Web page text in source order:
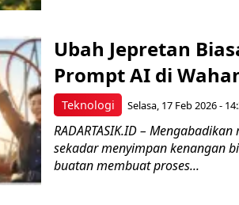
Teknologi
Ubah Jepretan
Prompt AI di
Selasa, 17 Feb 2026 -
RADARTASIK.ID –
sekadar menyimpan kenangan
buatan membuat proses...